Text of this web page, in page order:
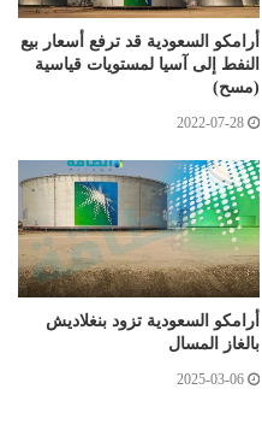
أرامكو السعودية قد ترفع أسعار بيع
النفط إلى آسيا لمستويات قياسية
(مسح)
2022-07-28
أرامكو السعودية تزود بنغلاديش
بالغاز المسال
2025-03-06